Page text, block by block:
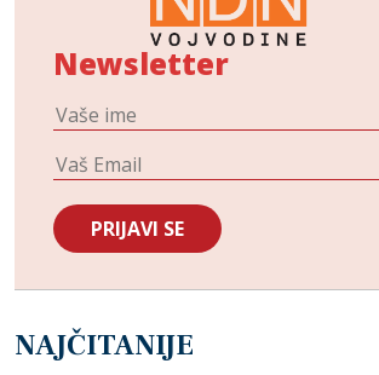
Newsletter
NAJČITANIJE